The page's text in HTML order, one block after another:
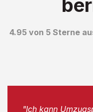
4.95 von 5 Sterne
"Ich kann